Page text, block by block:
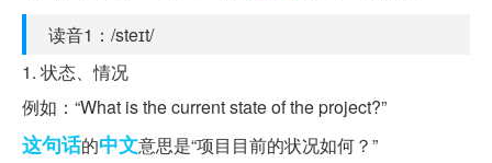
读音1：/steɪt/
1. 状态、情况
例如：“What is the current state of the project?”
这句话的中文意思是“项目目前的状况如何？”